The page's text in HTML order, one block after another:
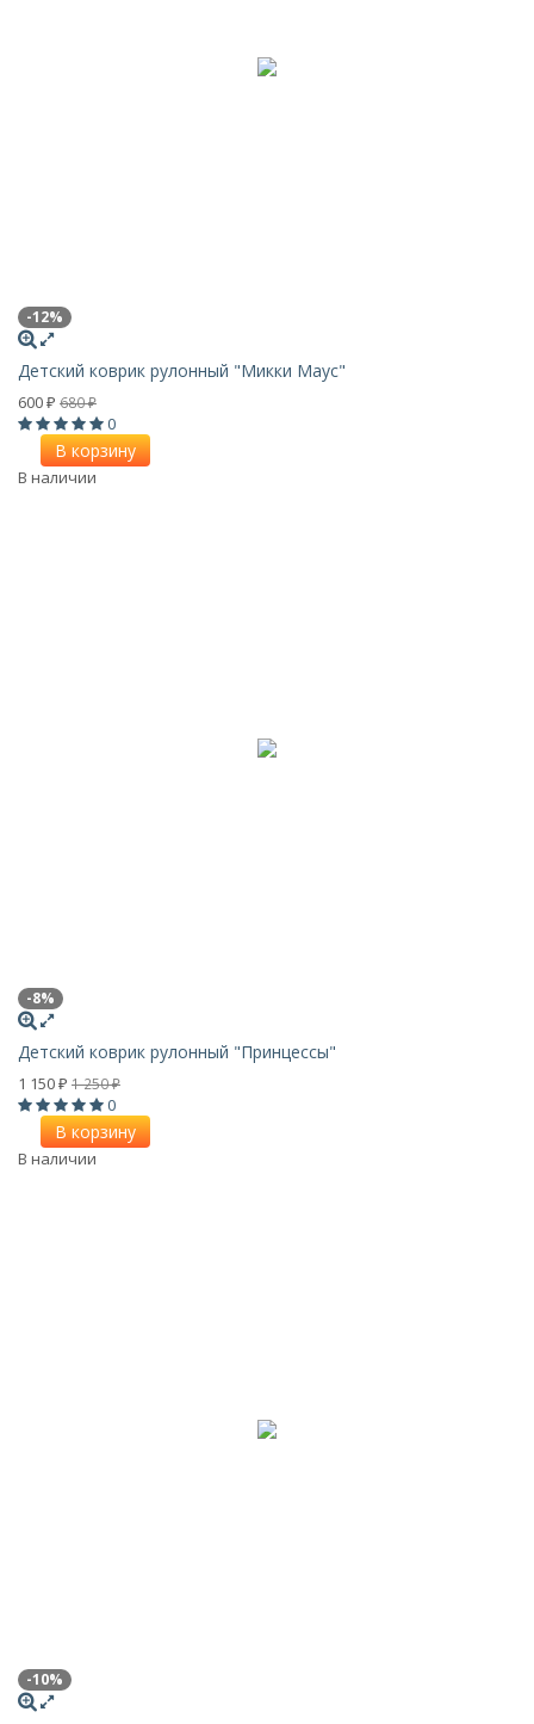
-12%
Детский коврик рулонный "Микки Маус"
600 ₽ 680₽
0
В корзину
В наличии
-8%
Детский коврик рулонный "Принцессы"
1 150 ₽ 1 250₽
0
В корзину
В наличии
-10%